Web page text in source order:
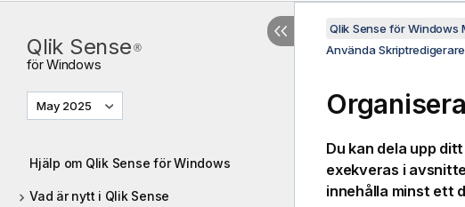
Qlik Sense ®
förWindows
May 2025
Hjälp om Qlik Sense för Windows
Vad är nytt i Qlik Sense
Qlik Sense för Windows
Använda
Du kan dela upp
exekveras i
innehålla minst ett